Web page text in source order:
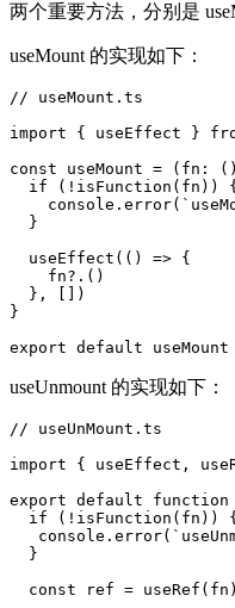
两个重要方法，分别是
useMount 的实现如下：
// useMount.ts
import { useEffect }
const useMount = (fn:
  if (!isFunction(fn)) {
  }
  useEffect(() => {
    fn?.()
  }, [])
}
useUnmount 的实现如下：
// useUnMount.ts
import { useEffect,
export default function
  if (!isFunction(fn)) {
  }
  const ref = useRef(fn)